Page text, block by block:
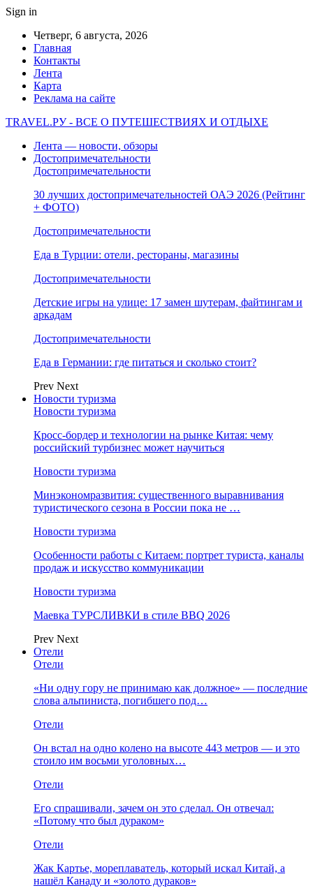
Sign in
Четверг, 6 августа, 2026
Главная
Контакты
Лента
Карта
Реклама на сайте
TRAVEL.РУ - ВСЕ О ПУТЕШЕСТВИЯХ И ОТДЫХЕ
Лента — новости, обзоры
Достопримечательности
Достопримечательности
30 лучших достопримечательностей ОАЭ 2026 (Рейтинг
+ ФОТО)
Достопримечательности
Еда в Турции: отели, рестораны, магазины
Достопримечательности
Детские игры на улице: 17 замен шутерам, файтингам и
аркадам
Достопримечательности
Еда в Германии: где питаться и сколько стоит?
Prev Next
Новости туризма
Новости туризма
Кросс-бордер и технологии на рынке Китая: чему
российский турбизнес может научиться
Новости туризма
Минэкономразвития: существенного выравнивания
туристического сезона в России пока не …
Новости туризма
Особенности работы с Китаем: портрет туриста, каналы
продаж и искусство коммуникации
Новости туризма
Маевка ТУРСЛИВКИ в стиле BBQ 2026
Prev Next
Отели
Отели
«Ни одну гору не принимаю как должное» — последние
слова альпиниста, погибшего под…
Отели
Он встал на одно колено на высоте 443 метров — и это
стоило им восьми уголовных…
Отели
Его спрашивали, зачем он это сделал. Он отвечал:
«Потому что был дураком»
Отели
Жак Картье, мореплаватель, который искал Китай, а
нашёл Канаду и «золото дураков»